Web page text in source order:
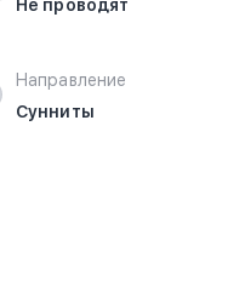
Не проводят
Направление
Сунниты